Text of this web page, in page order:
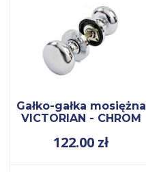
Gałko-gałka mosiężna
VICTORIAN - CHROM
122.00 zł